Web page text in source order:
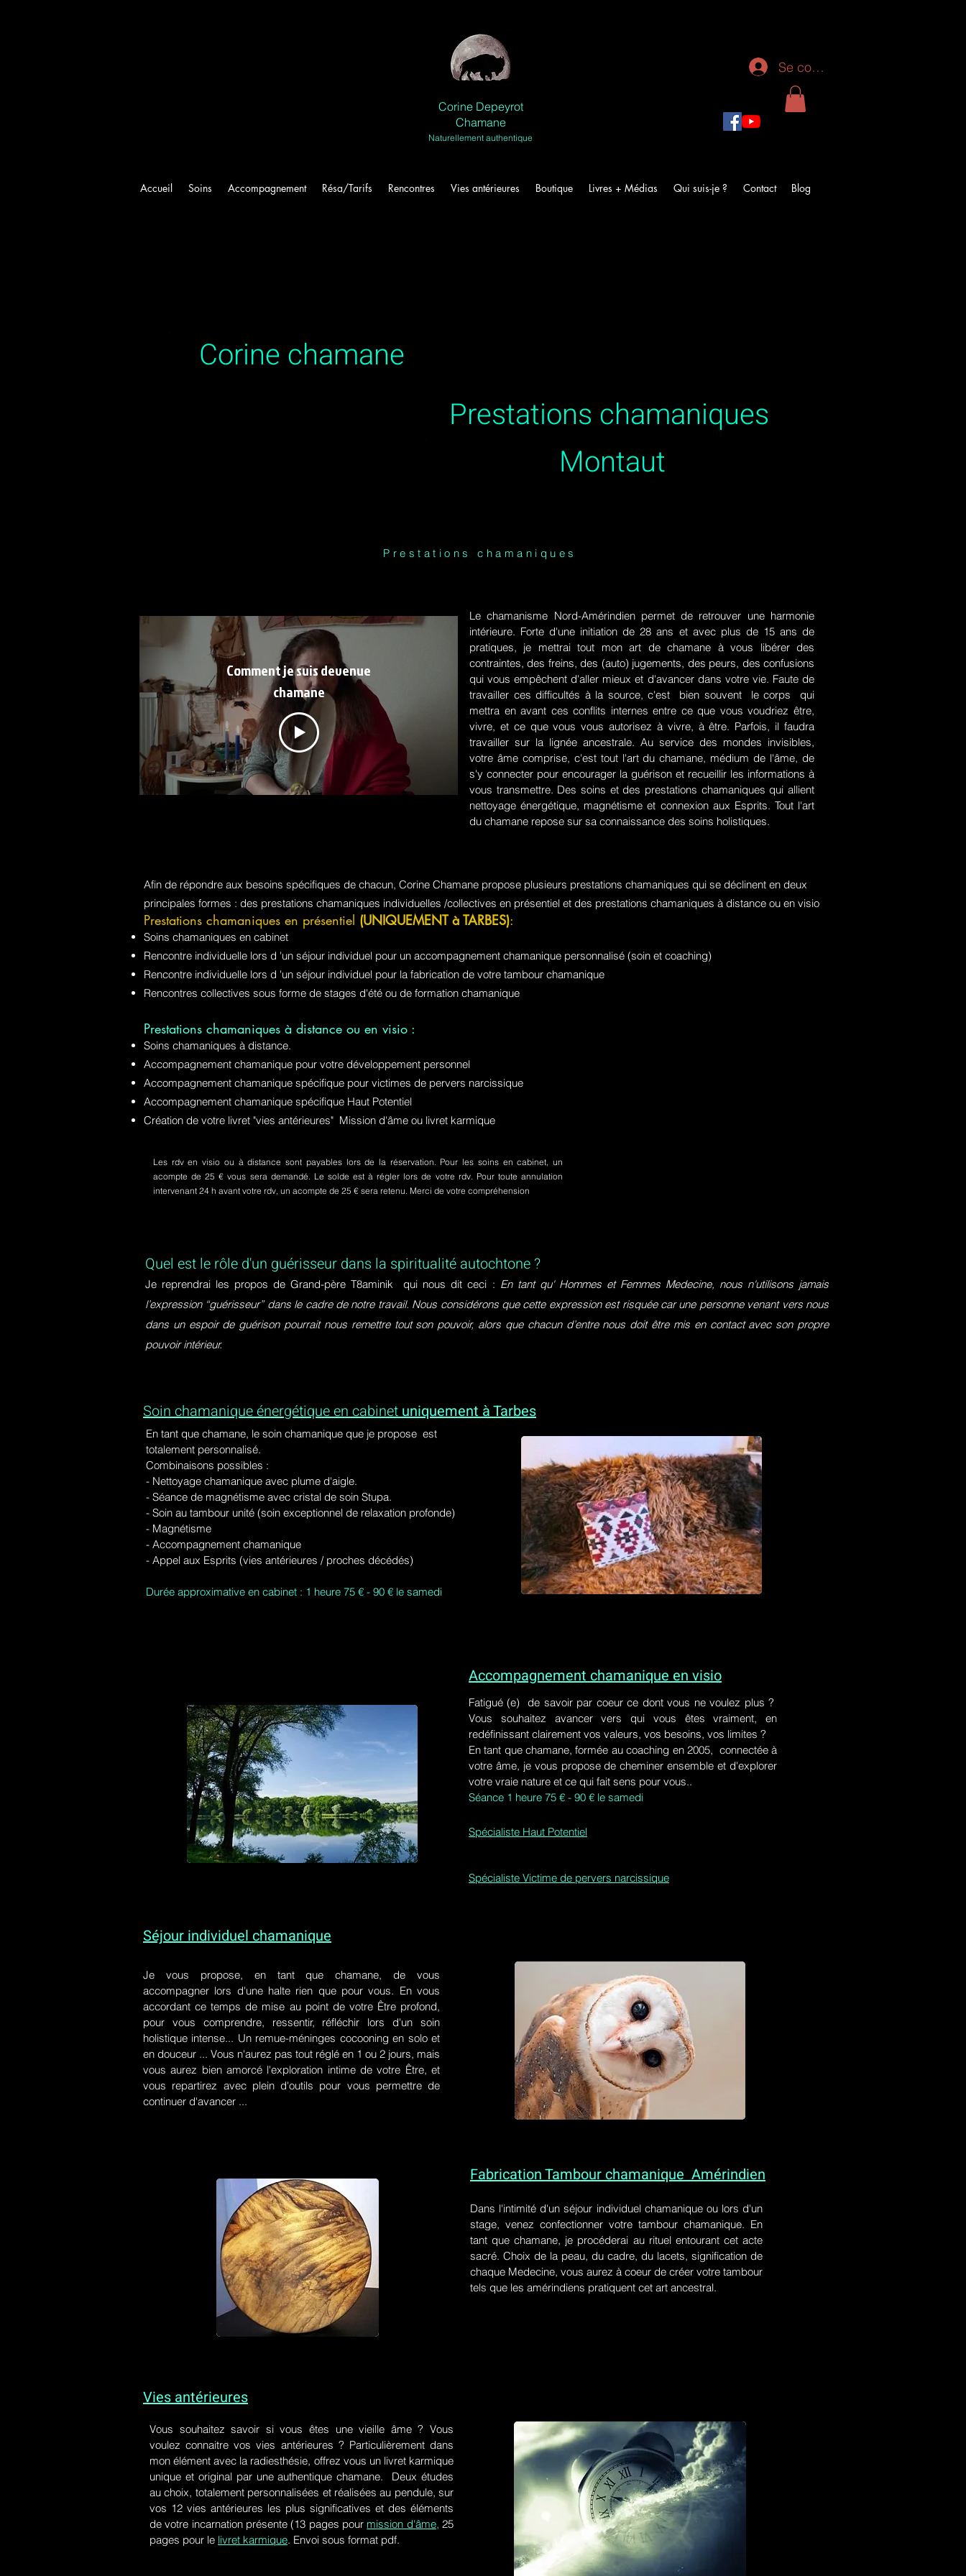
Corine Depeyrot
Chamane
Naturellement authentique
Se connecter
Accueil Soins Accompagnement Résa/Tarifs Rencontres Vies antérieures Boutique Livres + Médias Qui suis-je ? Contact Blog
Prestations chamaniques
Corine chamane
Montaut
Prestations chamaniques
Comment je suis devenue
chamane
Le chamanisme Nord-Amérindien permet de retrouver une harmonie
intérieure. Forte d'une initiation de 28 ans et avec plus de 15 ans de
pratiques, je mettrai tout mon art de chamane à vous libérer des
contraintes, des freins, des (auto) jugements, des peurs, des confusions
qui vous empêchent d'aller mieux et d'avancer dans votre vie. Faute de
travailler ces difficultés à la source, c'est bien souvent le corps qui
mettra en avant ces conflits internes entre ce que vous voudriez être,
vivre, et ce que vous vous autorisez à vivre, à être. Parfois, il faudra
travailler sur la lignée ancestrale. Au service des mondes invisibles,
votre âme comprise, c'est tout l'art du chamane, médium de l'âme, de
s'y connecter pour encourager la guérison et recueillir les informations à
vous transmettre. Des soins et des prestations chamaniques qui allient
nettoyage énergétique, magnétisme et connexion aux Esprits. Tout l'art
du chamane repose sur sa connaissance des soins holistiques.
Afin de répondre aux besoins spécifiques de chacun, Corine Chamane propose plusieurs prestations chamaniques qui se déclinent en deux
principales formes : des prestations chamaniques individuelles /collectives en présentiel et des prestations chamaniques à distance ou en visio
Prestations chamaniques en présentiel (UNIQUEMENT à TARBES):
Soins chamaniques en cabinet
Rencontre individuelle lors d 'un séjour individuel pour un accompagnement chamanique personnalisé (soin et coaching)
Rencontre individuelle lors d 'un séjour individuel pour la fabrication de votre tambour chamanique
Rencontres collectives sous forme de stages d'été ou de formation chamanique
Prestations chamaniques à distance ou en visio :
Soins chamaniques à distance.
Accompagnement chamanique pour votre développement personnel
Accompagnement chamanique spécifique pour victimes de pervers narcissique
Accompagnement chamanique spécifique Haut Potentiel
Création de votre livret "vies antérieures" Mission d'âme ou livret karmique
Les rdv en visio ou à distance sont payables lors de la réservation. Pour les soins en cabinet, un
acompte de 25 € vous sera demandé. Le solde est à régler lors de votre rdv. Pour toute annulation
intervenant 24 h avant votre rdv, un acompte de 25 € sera retenu. Merci de votre compréhension
Quel est le rôle d'un guérisseur dans la spiritualité autochtone ?
Je reprendrai les propos de Grand-père T8aminik qui nous dit ceci : En tant qu' Hommes et Femmes Medecine, nous n'utilisons jamais
l’expression “guérisseur” dans le cadre de notre travail. Nous considérons que cette expression est risquée car une personne venant vers nous
dans un espoir de guérison pourrait nous remettre tout son pouvoir, alors que chacun d’entre nous doit être mis en contact avec son propre
pouvoir intérieur.
Soin chamanique énergétique en cabinetuniquement à Tarbes
En tant que chamane, le soin chamanique que je propose est
totalement personnalisé.
Combinaisons possibles :
- Nettoyage chamanique avec plume d'aigle.
- Séance de magnétisme avec cristal de soin Stupa.
- Soin au tambour unité (soin exceptionnel de relaxation profonde)
- Magnétisme
- Accompagnement chamanique
- Appel aux Esprits (vies antérieures / proches décédés)
Durée approximative en cabinet : 1 heure 75 € - 90 € le samedi
Accompagnement chamanique en visio
Fatigué (e) de savoir par coeur ce dont vous ne voulez plus ?
Vous souhaitez avancer vers qui vous êtes vraiment, en
redéfinissant clairement vos valeurs, vos besoins, vos limites ?
En tant que chamane, formée au coaching en 2005, connectée à
votre âme, je vous propose de cheminer ensemble et d'explorer
votre vraie nature et ce qui fait sens pour vous..
Séance 1 heure 75 € - 90 € le samedi
Spécialiste Haut Potentiel
Spécialiste Victime de pervers narcissique
Séjour individuel chamanique
Je vous propose, en tant que chamane, de vous
accompagner lors d'une halte rien que pour vous. En vous
accordant ce temps de mise au point de votre Être profond,
pour vous comprendre, ressentir, réfléchir lors d'un soin
holistique intense... Un remue-méninges cocooning en solo et
en douceur ... Vous n'aurez pas tout réglé en 1 ou 2 jours, mais
vous aurez bien amorcé l'exploration intime de votre Être, et
vous repartirez avec plein d'outils pour vous permettre de
continuer d'avancer ...
Fabrication Tambour chamanique Amérindien
Dans l'intimité d'unséjour individuel chamaniqueou lors d'un
stage, venez confectionner votre tambour chamanique. En
tant que chamane, je procéderai au rituel entourant cet acte
sacré. Choix de la peau, du cadre, du lacets, signification de
chaque Medecine, vous aurez à coeur de créer votre tambour
tels que les amérindiens pratiquent cet art ancestral.
Vies antérieures
Vous souhaitez savoir si vous êtes une vieille âme ? Vous
voulez connaitre vos vies antérieures ? Particulièrement dans
mon élément avec la radiesthésie, offrez vous un livret karmique
unique et original par une authentique chamane. Deux études
au choix, totalement personnalisées et réalisées au pendule, sur
vos 12 vies antérieures les plus significatives et des éléments
de votre incarnation présente (13 pages pour mission d'âme, 25
pages pour le livret karmique. Envoi sous format pdf.